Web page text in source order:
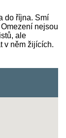
do října. Smí
nejsou
ale
v něm žijících.